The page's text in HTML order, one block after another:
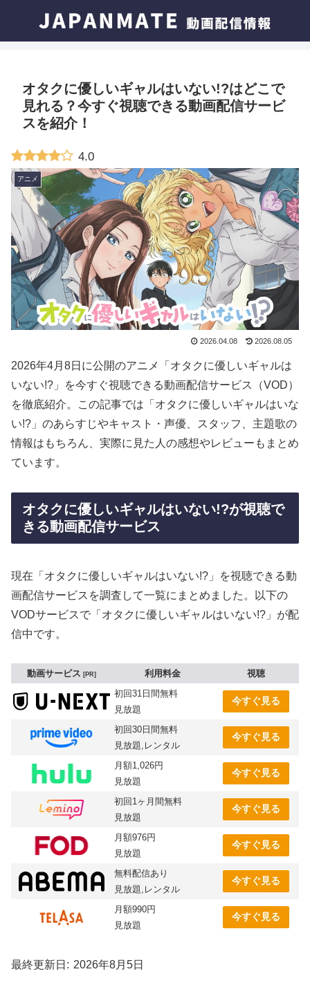
オタクに優しいギャルはいない!?はどこで
見れる？今すぐ視聴できる動画配信サービ
スを紹介！
4.0
アニメ
2026.04.08 2026.08.05
2026年4月8日に公開のアニメ「オタクに優しいギャルは
いない!?」を今すぐ視聴できる動画配信サービス（VOD）
を徹底紹介。この記事では「オタクに優しいギャルはいな
い!?」のあらすじやキャスト・声優、スタッフ、主題歌の
情報はもちろん、実際に見た人の感想やレビューもまとめ
ています。
オタクに優しいギャルはいない!?が視聴で
きる動画配信サービス
現在「オタクに優しいギャルはいない!?」を視聴できる動
画配信サービスを調査して一覧にまとめました。以下の
VODサービスで「オタクに優しいギャルはいない!?」が配
信中です。
動画サービス PR 利用料金
視聴
初回31日間無料
見放題
今すぐ見る
初回30日間無料
見放題,レンタル
今すぐ見る
月額1,026円
見放題
今すぐ見る
初回1ヶ月間無料
見放題
今すぐ見る
月額976円
見放題
今すぐ見る
無料配信あり
見放題,レンタル
今すぐ見る
月額990円
見放題
今すぐ見る
最終更新日 2026年8月5日